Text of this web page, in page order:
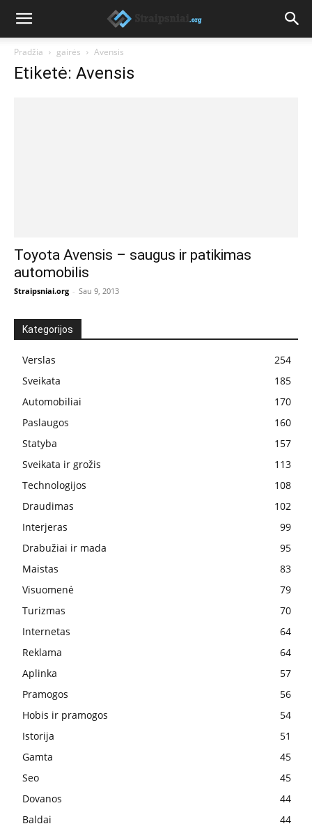
Pradžia gairės Avensis
Etiketė: Avensis
Toyota Avensis – saugus ir patikimas
automobilis
Straipsniai.org - Sau 9, 2013
Kategorijos
Verslas
254
Sveikata
185
Automobiliai
170
Paslaugos
160
Statyba
157
Sveikata ir grožis
113
Technologijos
108
Draudimas
102
Interjeras
99
Drabužiai ir mada
95
Maistas
83
Visuomenė
79
Turizmas
70
Internetas
64
Reklama
64
Aplinka
57
Pramogos
56
Hobis ir pramogos
54
Istorija
51
Gamta
45
Seo
45
Dovanos
44
Baldai
44